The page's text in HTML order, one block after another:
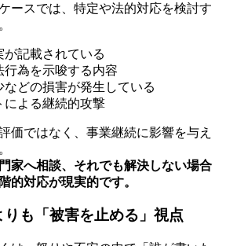
ースでは、特定や法的対応を検討す
が記載されている
行為を示唆する内容
などの損害が発生している
による継続的攻撃
価ではなく、事業継続に影響を与え
家へ相談、それでも解決しない場合
的対応が現実的です。
りも「被害を止める」視点